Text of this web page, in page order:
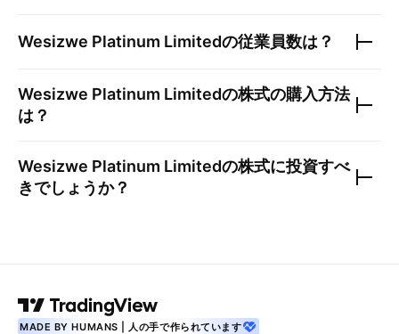
Wesizwe Platinum Limitedの従業員数は？
Wesizwe Platinum Limitedの株式の購入方法
は？
Wesizwe Platinum Limitedの株式に投資すべ
きでしょうか？
MADE BY HUMANS | 人の手で作られています